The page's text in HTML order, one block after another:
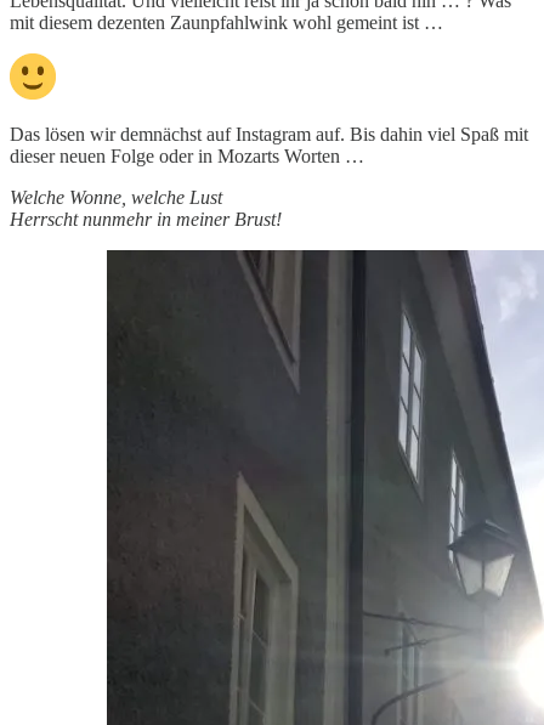
mit diesem dezenten Zaunpfahlwink wohl gemeint ist …
Das lösen wir demnächst auf Instagram auf. Bis dahin viel Spaß mit
dieser neuen Folge oder in Mozarts Worten …
Welche Wonne, welche Lust
Herrscht nunmehr in meiner Brust!